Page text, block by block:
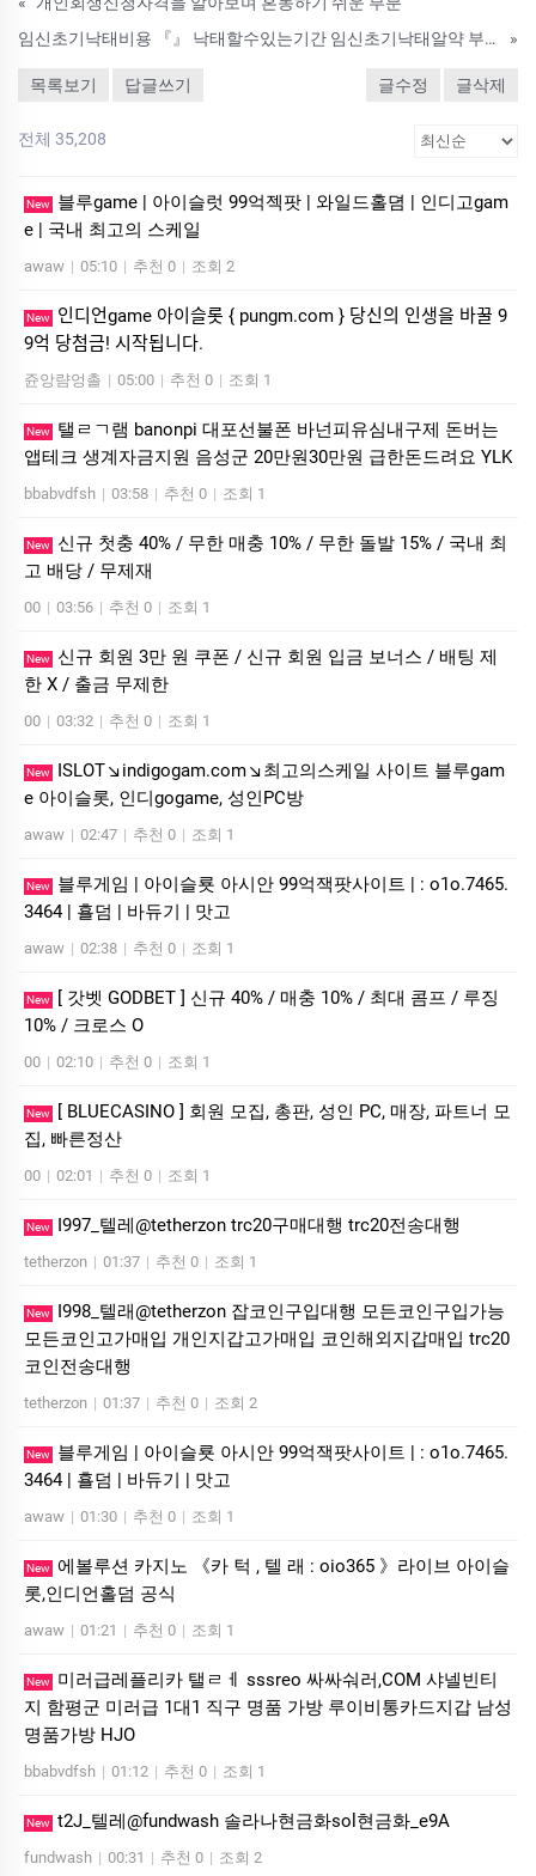
임신초기낙태비용 『』 낙태할수있는기간 임신초기낙­태알약 부작용
»
목록보기 답글쓰기 글수정 글삭제
전체 35,208
New
블루game | 아이슬럿 99억젝팟 | 와일드홀뎜 | 인디­고gam
e | 국내 최고의 스케일
awaw | 05:10 | 추천 0 | 조회 2
New
인디언game 아이슬롯 { pungm.com } 당신의 인생을 바꿀 9
9억 당첨금! 시작됩니다.
쥰앙럄엉촐 | 05:00 | 추천 0 | 조회 1
New
탤ㄹㄱ램 banonpi 대포선불폰 바넌피유심내구제 돈버는
앱테크 생계자금지원 음성군 20만원30만원 급한돈드려요 YLK
bbabvdfsh | 03:58 | 추천 0 | 조회 1
New
신규 첫충 40% / 무한 매충 10% / 무한 돌발 15% / 국내 최
고 배당 / 무제재
00 | 03:56 | 추천 0 | 조회 1
New
신규 회원 3만 원 쿠폰 / 신규 회원 입금 보너스 / 배팅 제
한 X / 출금 무제한
00 | 03:32 | 추천 0 | 조회 1
New
ISLOT↘indigogam.com↘최고의스케일 사이트 블루gam
e 아이슬­롯, 인디gogame, 성인PC방
awaw | 02:47 | 추천 0 | 조회 1
New
블루게­임 | 아이슬룟 아시안 99억잭­팟사이트 | : o1o.7465.
3464 | 횰덤 | 바듀기 | 맛고
awaw | 02:38 | 추천 0 | 조회 1
New
[ 갓벳 GODBET ] 신규 40% / 매충 10% / 최대 콤프 / 루징
10% / 크로스 O
00 | 02:10 | 추천 0 | 조회 1
New
[ BLUECASINO ] 회원 모집, 총판, 성인 PC, 매장, 파트너 모
집, 빠른정산
00 | 02:01 | 추천 0 | 조회 1
New I997_텔레@tetherzon trc20구매대행 trc20전송대행
tetherzon | 01:37 | 추천 0 | 조회 1
New
I998_텔래@tetherzon 잡코인구입대행 모든코인구입가능
모든코인고가매입 개인지갑고가매입 코인해외지갑매입 trc20
코인전송대행
tetherzon | 01:37 | 추천 0 | 조회 2
New
블루게­임 | 아이슬룟 아시안 99억잭­팟사이트 | : o1o.7465.
3464 | 횰덤 | 바듀기 | 맛고
awaw | 01:30 | 추천 0 | 조회 1
New 에볼루션 카­지노 《카 턱 , 텔 래 : oio365 》라이브 아이슬
롯,인디언홀덤 공식
awaw | 01:21 | 추천 0 | 조회 1
New
미러급레플리카 탤ㄹㅔ sssreo 싸싸숴러,COM 샤넬빈티
지 함평군 미러급 1대1 직구 명품 가방 루이비통카드지갑 남성
명품가방 HJO
bbabvdfsh | 01:12 | 추천 0 | 조회 1
New t2J_텔레@fundwash 솔라나현금화sol현금화_e9A
fundwash | 00:31 | 추천 0 | 조회 2